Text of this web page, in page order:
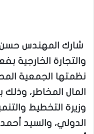
شارك المهندس حسن
والتجارة الخارجية
نظمتها الجمعية
المال المخاطر،
وزيرة التخطيط
الدولي، والسيد